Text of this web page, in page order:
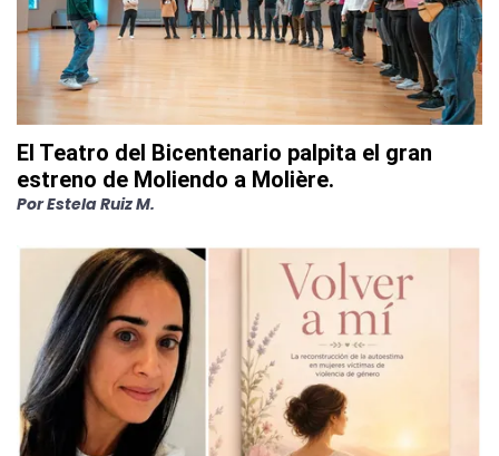
El Teatro del Bicentenario palpita el gran
estreno de Moliendo a Molière.
PorEstela Ruiz M.